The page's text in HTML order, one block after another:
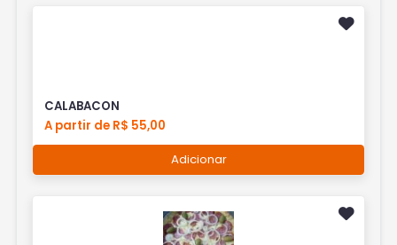
CALABACON
A partir de R$ 55,00
Adicionar